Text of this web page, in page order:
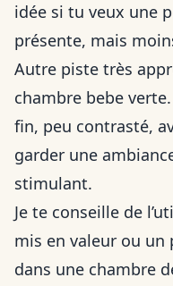
idée si tu veux une
présente, mais
Autre piste très
chambre bebe
fin, peu contrasté,
garder une
stimulant.
Je te conseille de
mis en valeur ou
dans une chambre